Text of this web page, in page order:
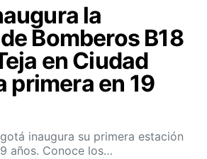
la
Bomberos B18
en Ciudad
primera en 19
inaugura su primera estación
años. Conoce los…